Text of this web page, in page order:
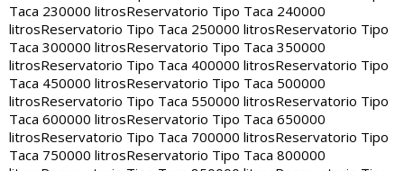
Taca 230000 litrosReservatorio Tipo Taca 240000
litrosReservatorio Tipo Taca 250000 litrosReservatorio Tipo
Taca 300000 litrosReservatorio Tipo Taca 350000
litrosReservatorio Tipo Taca 400000 litrosReservatorio Tipo
Taca 450000 litrosReservatorio Tipo Taca 500000
litrosReservatorio Tipo Taca 550000 litrosReservatorio Tipo
Taca 600000 litrosReservatorio Tipo Taca 650000
litrosReservatorio Tipo Taca 700000 litrosReservatorio Tipo
Taca 750000 litrosReservatorio Tipo Taca 800000